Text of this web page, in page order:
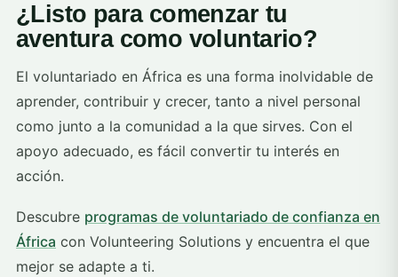
¿Listo para comenzar tu
aventura como voluntario?
El voluntariado en África es una forma inolvidable de
aprender, contribuir y crecer, tanto a nivel personal
como junto a la comunidad a la que sirves. Con el
apoyo adecuado, es fácil convertir tu interés en
acción.
Descubre programas de voluntariado de confianza en
África con Volunteering Solutions y encuentra el que
mejor se adapte a ti.